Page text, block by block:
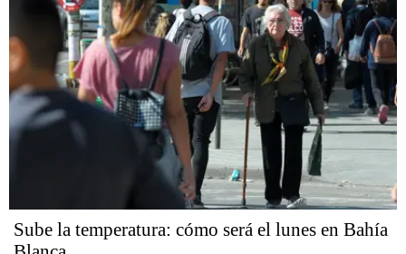
Sube la temperatura: cómo será el lunes en Bahía